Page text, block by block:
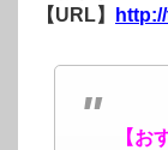
【URL】
【お